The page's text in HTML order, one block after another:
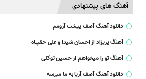
آهنگ های پیشنهادی
دانلود آهنگ آصف پیشت آرومم
آهنگ پریزاد از احسان شیدا و علی حقپناه
آهنگ تو را میخواهم از حسین توکلی
دانلود آهنگ آصف آریا به ما میرسه